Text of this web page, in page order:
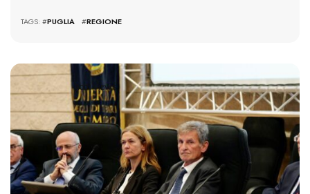
TAGS: #PUGLIA #REGIONE
4001 VIEWS